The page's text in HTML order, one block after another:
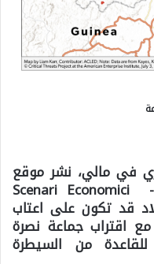
في مالي، نشر موقع
شيناري إيكونوميشي الإيطالي- Scenari Economici
قد تكون على اعتاب
اقتراب جماعة نصرة
للقاعدة من السيطرة